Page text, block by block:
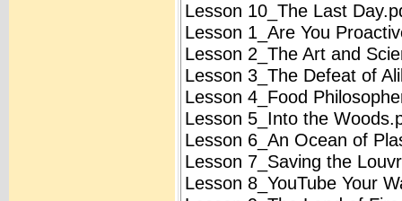
Lesson 10_The Last
Lesson 1_Are You
Lesson 2_The Art and
Lesson 3_The Defeat of
Lesson 4_Food
Lesson 5_Into the
Lesson 6_An Ocean of
Lesson 7_Saving the
Lesson 8_YouTube Your